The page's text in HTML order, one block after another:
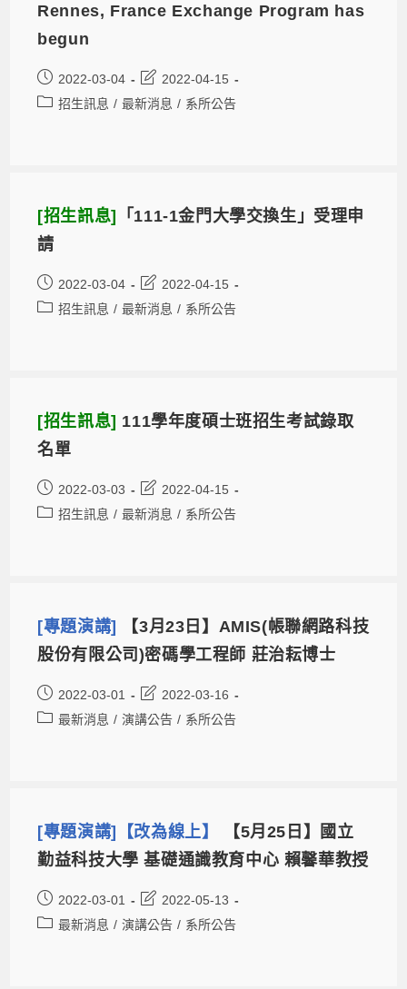
Rennes, France Exchange Program has
begun
2022-03-04
2022-04-15
招生訊息 / 最新消息 / 系所公告
[招生訊息] 「111-1金門大學交換生」受理申
請
2022-03-04
2022-04-15
招生訊息 / 最新消息 / 系所公告
[招生訊息] 111學年度碩士班招生考試錄取
名單
2022-03-03
2022-04-15
招生訊息 / 最新消息 / 系所公告
[專題演講]
【3月23日】AMIS(帳聯網路科技
股份有限公司)密碼學工程師 莊治耘博士
2022-03-01
2022-03-16
最新消息 / 演講公告 / 系所公告
[專題演講]【改為線上】
【5月25日】國立
勤益科技大學 基礎通識教育中心 賴馨華教授
2022-03-01
2022-05-13
最新消息 / 演講公告 / 系所公告